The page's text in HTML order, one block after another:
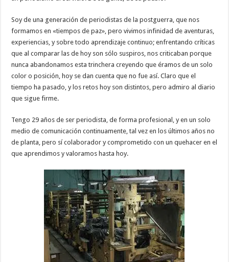
Soy de una generación de periodistas de la postguerra, que nos
formamos en «tiempos de paz», pero vivimos infinidad de aventuras,
experiencias, y sobre todo aprendizaje continuo; enfrentando críticas
que al comparar las de hoy son sólo suspiros, nos criticaban porque
nunca abandonamos esta trinchera creyendo que éramos de un solo
color o posición, hoy se dan cuenta que no fue así. Claro que el
tiempo ha pasado, y los retos hoy son distintos, pero admiro al diario
que sigue firme.
Tengo 29 años de ser periodista, de forma profesional, y en un solo
medio de comunicación continuamente, tal vez en los últimos años no
de planta, pero sí colaborador y comprometido con un quehacer en el
que aprendimos y valoramos hasta hoy.